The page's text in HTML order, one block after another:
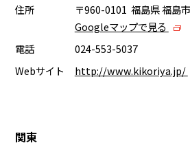
住所
〒960-0101 福島県 福島
Googleマップで見る
電話
024-553-5037
Webサイト
http://www.kikoriya.jp/
関東